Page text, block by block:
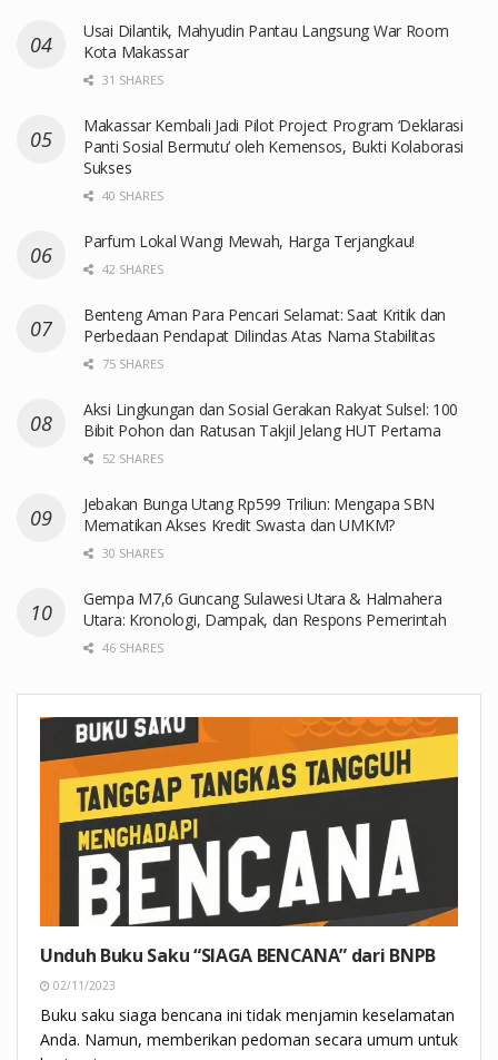
Usai Dilantik, Mahyudin Pantau Langsung War Room
Kota Makassar
31 SHARES
Makassar Kembali Jadi Pilot Project Program ‘Deklarasi
Panti Sosial Bermutu’ oleh Kemensos, Bukti Kolaborasi
Sukses
40 SHARES
Parfum Lokal Wangi Mewah, Harga Terjangkau!
42 SHARES
Benteng Aman Para Pencari Selamat: Saat Kritik dan
Perbedaan Pendapat Dilindas Atas Nama Stabilitas
75 SHARES
Aksi Lingkungan dan Sosial Gerakan Rakyat Sulsel: 100
Bibit Pohon dan Ratusan Takjil Jelang HUT Pertama
52 SHARES
Jebakan Bunga Utang Rp599 Triliun: Mengapa SBN
Mematikan Akses Kredit Swasta dan UMKM?
30 SHARES
Gempa M7,6 Guncang Sulawesi Utara & Halmahera
Utara: Kronologi, Dampak, dan Respons Pemerintah
46 SHARES
Unduh Buku Saku “SIAGA BENCANA” dari BNPB
02/11/2023
Buku saku siaga bencana ini tidak menjamin keselamatan
Anda. Namun, memberikan pedoman secara umum untuk